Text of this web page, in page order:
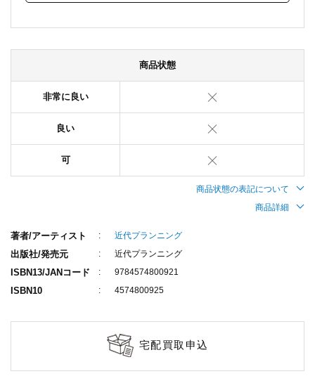
商品状態
非常に良い
良い
可
商品状態の表記について
商品詳細
著者/アーティスト 近代プランニング
出版社/発売元 近代プランニング
ISBN13/JANコード 9784574800921
ISBN10 4574800925
宅配買取申込